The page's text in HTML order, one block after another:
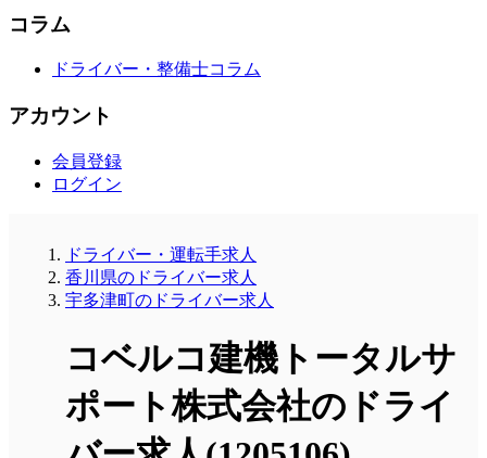
コラム
ドライバー・整備士コラム
アカウント
会員登録
ログイン
ドライバー・運転手求人
香川県のドライバー求人
宇多津町のドライバー求人
コベルコ建機トータルサ
ポート株式会社のドライ